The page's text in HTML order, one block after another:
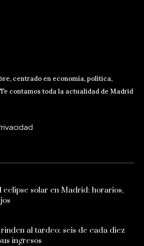
centrado en economía, política,
contamos toda la actualidad de Madrid
eclipse solar en Madrid: horarios,
al tardeo: seis de cada diez
ingresos